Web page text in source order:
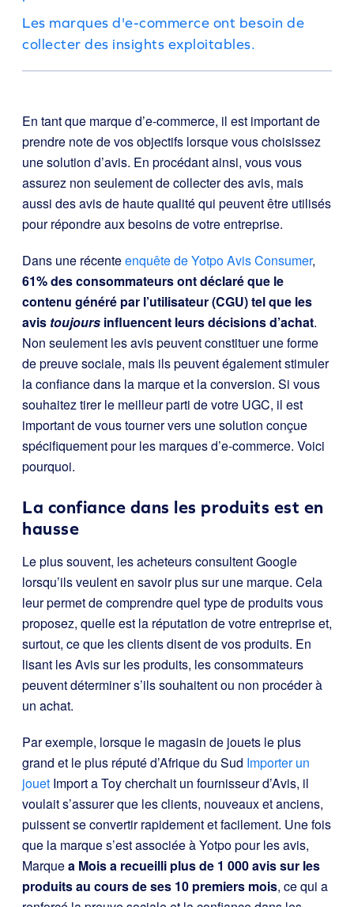
Les marques d'e-commerce ont besoin de
collecter des insights exploitables.
En tant que marque d’e-commerce, il est important de
prendre note de vos objectifs lorsque vous choisissez
une solution d’avis. En procédant ainsi, vous vous
assurez non seulement de collecter des avis, mais
aussi des avis de haute qualité qui peuvent être utilisés
pour répondre aux besoins de votre entreprise.
Dans une récenteenquête de Yotpo Avis Consumer,
61% des consommateurs ont déclaré que le
contenu généré par l’utilisateur (CGU) tel que les
avis toujours influencent leurs décisions d’achat.
Non seulement les avis peuvent constituer une forme
de preuve sociale, mais ils peuvent également stimuler
la confiance dans la marque et la conversion. Si vous
souhaitez tirer le meilleur parti de votre UGC, il est
important de vous tourner vers une solution conçue
spécifiquement pour les marques d’e-commerce. Voici
pourquoi.
La confiance dans les produits est en
hausse
Le plus souvent, les acheteurs consultent Google
lorsqu’ils veulent en savoir plus sur une marque. Cela
leur permet de comprendre quel type de produits vous
proposez, quelle est la réputation de votre entreprise et,
surtout, ce que les clients disent de vos produits. En
lisant les Avis sur les produits, les consommateurs
peuvent déterminer s’ils souhaitent ou non procéder à
un achat.
Par exemple, lorsque le magasin de jouets le plus
grand et le plus réputé d’Afrique du Sud Importer un
jouet Import a Toy cherchait un fournisseur d’Avis, il
voulait s’assurer que les clients, nouveaux et anciens,
puissent se convertir rapidement et facilement. Une fois
que la marque s’est associée à Yotpo pour les avis,
Marquea Mois a recueilli plus de 1 000 avis sur les
produits au cours de ses 10 premiers mois, ce qui a